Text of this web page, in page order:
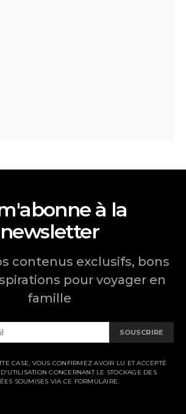
à la
newsletter
contenus exclusifs, bons
pour voyager en
famille
SOUSCRIRE
CASE, VOUS CONFIRMEZ AVOIR LU ET ACCEPTÉ
CONCERNANT LE STOCKAGE DES
SOUMISES VIA CE FORMULAIRE.